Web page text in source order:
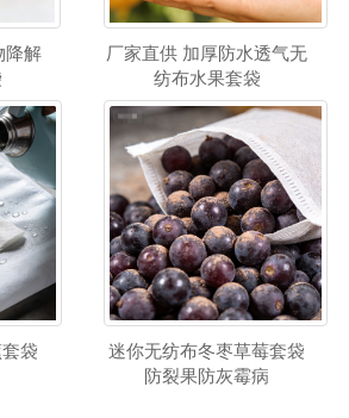
降解
厂家直供 加厚防水透气无
纺布水果套袋
袋
迷你无纺布冬枣草莓套袋
防裂果防灰霉病